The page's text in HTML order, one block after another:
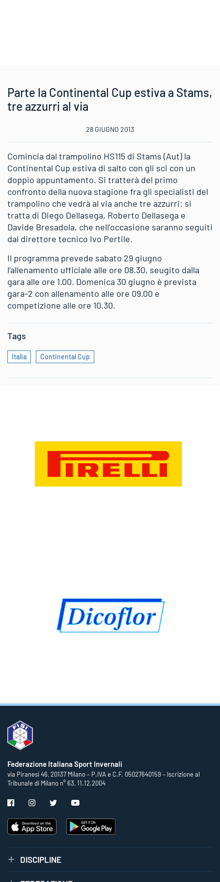
Parte la Continental Cup estiva a Stams,
tre azzurri al via
28 GIUGNO 2013
Comincia dal trampolino HS115 di Stams (Aut) la
Continental Cup estiva di salto con gli sci con un
doppio appuntamento. Si tratterà del primo
confronto della nuova stagione fra gli specialisti del
trampolino che vedrà al via anche tre azzurri: si
tratta di Diego Dellasega, Roberto Dellasega e
Davide Bresadola, che nell’occasione saranno seguiti
dal direttore tecnico Ivo Pertile.
Il programma prevede sabato 29 giugno
l’allenamento ufficiale alle ore 08.30, seugito dalla
gara alle ore 1.00. Domenica 30 giugno è prevista
gara-2 con allenamento alle ore 09.00 e
competizione alle ore 10.30.
Tags
Italia Continental Cup
Federazione Italiana Sport Invernali
via Piranesi 46, 20137 Milano – P.IVA e C.F. 05027640159 – Iscrizione al
Tribunale di Milano n° 63, 11.12.2004
DISCIPLINE